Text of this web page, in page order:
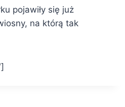
pojawiły się już
na którą tak